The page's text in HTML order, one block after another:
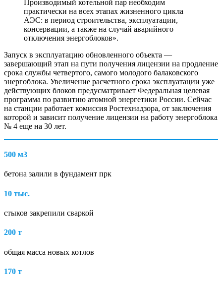
Производимый котельной пар необходим
практически на всех этапах жизненного цикла
АЭС: в период строительства, эксплуатации,
консервации, а также на случай аварийного
отключения энергоблоков».
Запуск в эксплуатацию обновленного объекта —
завершающий этап на пути получения лицензии на продление
срока службы четвертого, самого молодого балаковского
энергоблока. Увеличение расчетного срока эксплуатации уже
действующих блоков предусматривает Федеральная целевая
программа по развитию атомной энергетики России. Сейчас
на станции работает комиссия Рос­технадзора, от заключения
которой и зависит получение лицензии на работу энергоблока
№ 4 еще на 30 лет.
500 м3
бетона залили в фундамент прк
10 тыс.
стыков закрепили сваркой
200 т
общая масса новых котлов
170 т